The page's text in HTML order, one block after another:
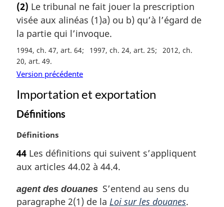
t
e
m
r
g
i
a
l
e
:
(2) Le tribunal ne fait jouer la prescription
visée aux alinéas (1)a) ou b) qu’à l’égard de
la partie qui l’invoque.
1994, ch. 47, art. 64 1997, ch. 24, art. 25
2012, ch.
20, art. 49
Version précédente
Importation et exportation
Définitions
N
t
e
a
r
Définitions
44 Les définitions qui suivent s’appliquent
aux articles 44.02 à 44.4.
agent des douanes S’entend au sens du
paragraphe 2(1) de la Loi sur les douanes.